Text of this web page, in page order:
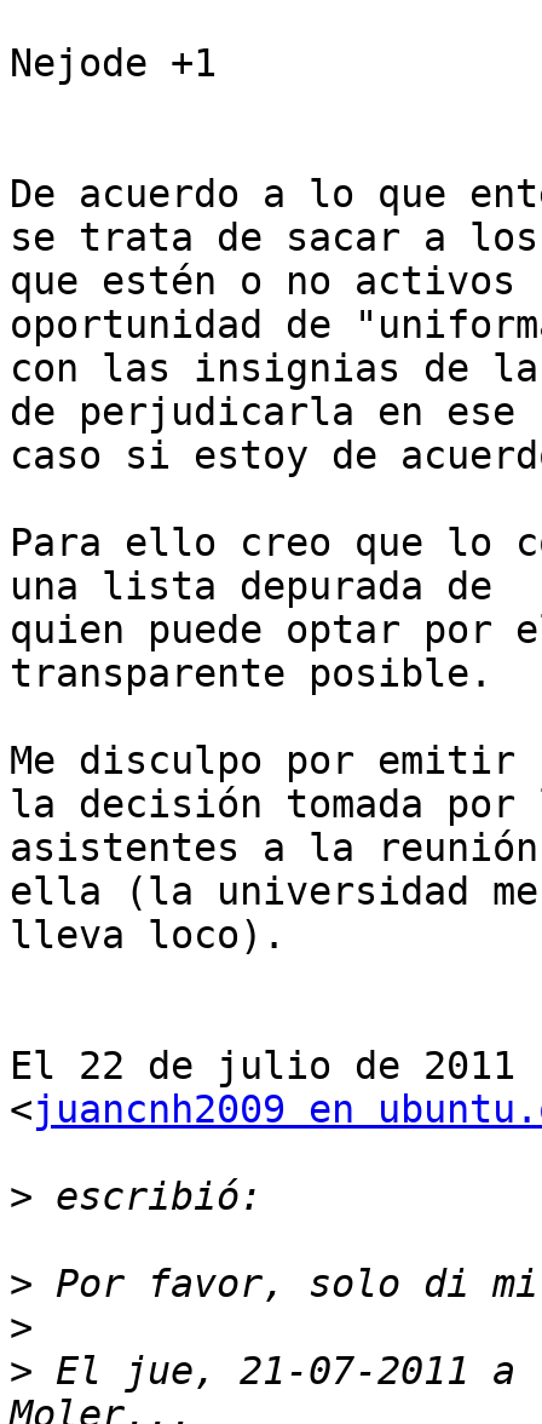
Nejode +1
De acuerdo a lo que
se trata de sacar a los
que estén o no
oportunidad de
con las insignias de la
de perjudicarla en ese
caso si estoy de
Para ello creo que lo
una lista depurada de
quien puede optar por
transparente posible.
Me disculpo por
la decisión tomada por
asistentes a la
ella (la universidad me
lleva loco).
El 22 de julio de 2011
<juancnh2009 en
>
>
>
> El jue, 21-07-2011